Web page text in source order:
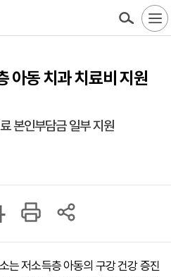
아동 치과 치료비 지원
본인부담금 일부 지원
는 저소득층 아동의 구강 건강 증진